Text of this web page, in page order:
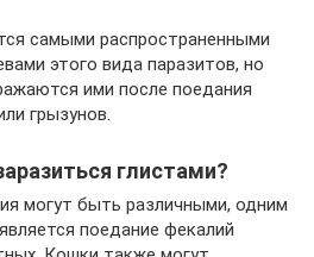
самыми распространенными
этого вида паразитов, но
ими после поедания
грызунов.
глистами?
могут быть различными, одним
поедание фекалий